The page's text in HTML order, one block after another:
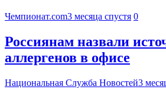
Чемпионат.com3 месяца спустя 0
Россиянам назвали
аллергенов в офисе
Национальная Служба Новостей3